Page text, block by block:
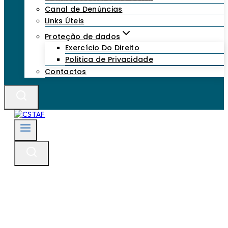
Canal de Denúncias
Links Úteis
Proteção de dados
Exercício Do Direito
Politica de Privacidade
Contactos